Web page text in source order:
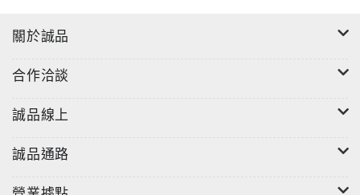
關於誠品
合作洽談
誠品線上
誠品通路